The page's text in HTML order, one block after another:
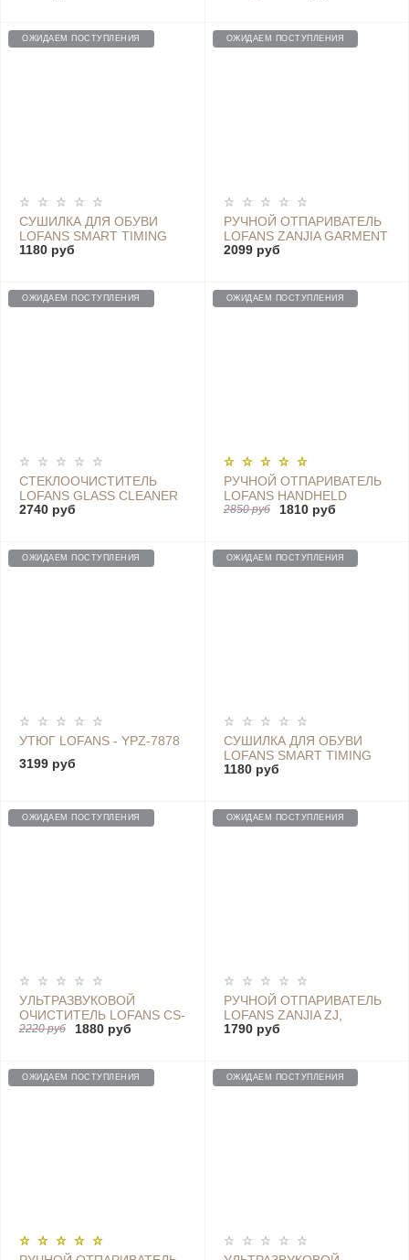
ОЖИДАЕМ ПОСТУПЛЕНИЯ
СУШИЛКА ДЛЯ ОБУВИ
LOFANS SMART TIMING
SHOE DRYER - S4
1180 руб
ОЖИДАЕМ ПОСТУПЛЕНИЯ
РУЧНОЙ ОТПАРИВАТЕЛЬ
LOFANS ZANJIA GARMENT
STEAMER - GT-306LP
2099 руб
ОЖИДАЕМ ПОСТУПЛЕНИЯ
СТЕКЛООЧИСТИТЕЛЬ
LOFANS GLASS CLEANER
QX-408
2740 руб
ОЖИДАЕМ ПОСТУПЛЕНИЯ
РУЧНОЙ ОТПАРИВАТЕЛЬ
LOFANS HANDHELD
STEAM BRUSH, GT-302RW
2850 руб 1810 руб
ОЖИДАЕМ ПОСТУПЛЕНИЯ
УТЮГ LOFANS - YPZ-7878
3199 руб
ОЖИДАЕМ ПОСТУПЛЕНИЯ
СУШИЛКА ДЛЯ ОБУВИ
LOFANS SMART TIMING
SHOE DRYER - S3
1180 руб
ОЖИДАЕМ ПОСТУПЛЕНИЯ
УЛЬТРАЗВУКОВОЙ
ОЧИСТИТЕЛЬ LOFANS CS-
602
2220 руб 1880 руб
ОЖИДАЕМ ПОСТУПЛЕНИЯ
РУЧНОЙ ОТПАРИВАТЕЛЬ
LOFANS ZANJIA ZJ,
БЕЛЫЙ GT-306LW SALE
1790 руб
ОЖИДАЕМ ПОСТУПЛЕНИЯ ОЖИДАЕМ ПОСТУПЛЕНИЯ